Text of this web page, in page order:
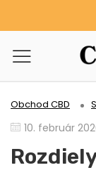
100 g KVETOV
100 g KVETOV
Obchod CBD
10. február